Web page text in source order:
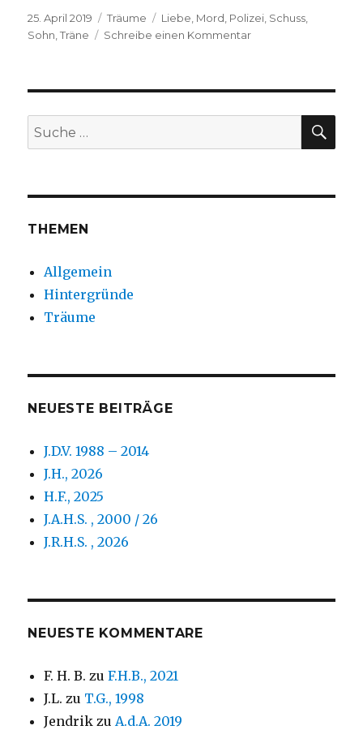
Veröffentlicht
am
25. April 2019 Kategorien
Träume Schlagwörter
Liebe Mord Polizei Schuss
Sohn ,Träne Schreibe einen Kommentarzu
Suche
nach:
THEMEN
Allgemein
Hintergründe
Träume
NEUESTE BEITRÄGE
J.D.V. 1988 – 2014
J.H., 2026
H.F., 2025
J.A.H.S. , 2000 / 26
J.R.H.S. , 2026
NEUESTE KOMMENTARE
F. H. B. zuF.H.B., 2021
J.L. zu T.G., 1998
Jendrik zu A.d.A. 2019